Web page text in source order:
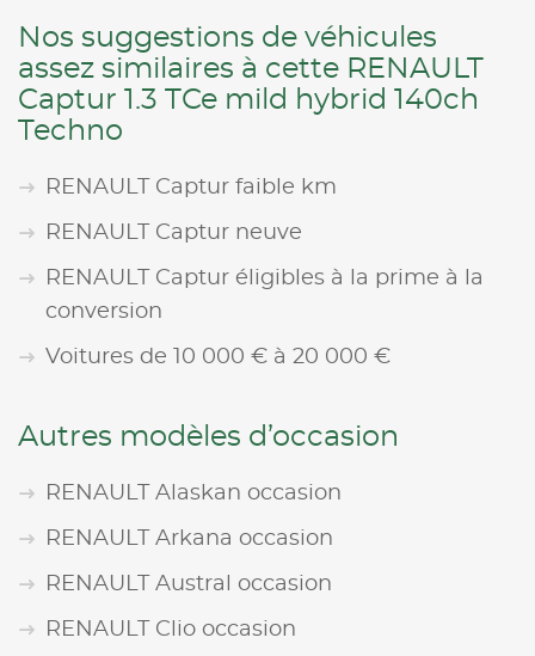
Nos suggestions de véhicules
assez similaires à cette RENAULT
Captur 1.3 TCe mild hybrid 140ch
Techno
RENAULT Captur faible km
RENAULT Captur neuve
RENAULT Captur éligibles à la prime à la
conversion
Voitures de 10 000 € à 20 000 €
Autres modèles d’occasion
RENAULT Alaskan occasion
RENAULT Arkana occasion
RENAULT Austral occasion
RENAULT Clio occasion